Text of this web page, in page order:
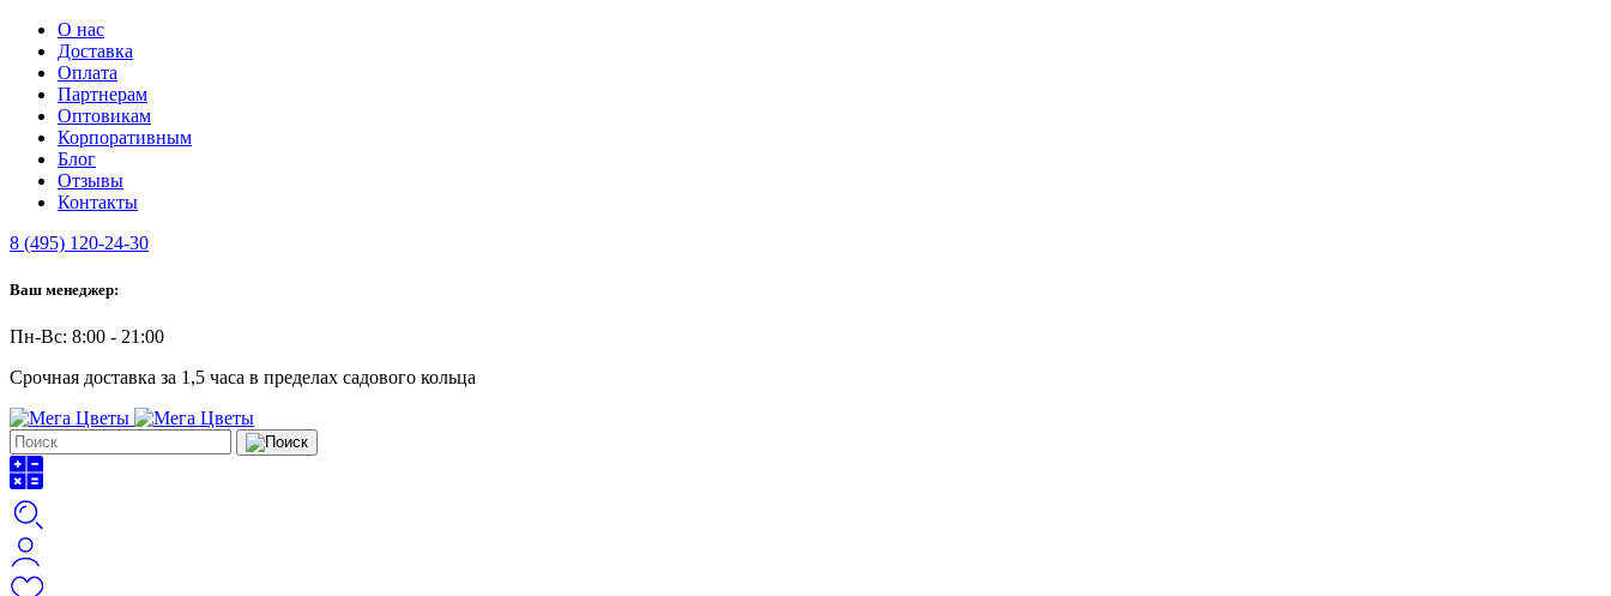
О нас
Доставка
Оплата
Партнерам
Оптовикам
Корпоративным
Блог
Отзывы
Контакты
8 (495) 120-24-30
Ваш менеджер:
Пн-Вс: 8:00 - 21:00
Срочная доставка за 1,5 часа в пределах садового кольца